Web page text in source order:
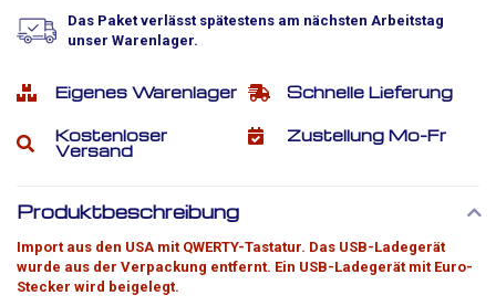
Das Paket verlässt spätestens am nächsten Arbeitstag
unser Warenlager.
Eigenes Warenlager Schnelle Lieferung
Kostenloser
Versand
Zustellung Mo-Fr
Produktbeschreibung
Import aus den USA mit QWERTY-Tastatur. Das USB-Ladegerät
wurde aus der Verpackung entfernt. Ein USB-Ladegerät mit Euro-
Stecker wird beigelegt.